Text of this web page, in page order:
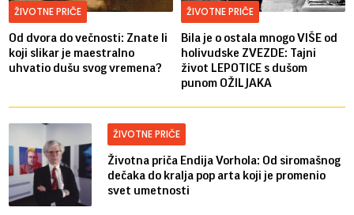
ŽIVOTNE PRIČE
Od dvora do večnosti: Znate li
koji slikar je maestralno
uhvatio dušu svog vremena?
ŽIVOTNE PRIČE
Bila je o ostala mnogo VIŠE od
holivudske ZVEZDE: Tajni
život LEPOTICE s dušom
punom OŽILJAKA
ŽIVOTNE PRIČE
Životna priča Endija Vorhola: Od siromašnog
dečaka do kralja pop arta koji je promenio
svet umetnosti